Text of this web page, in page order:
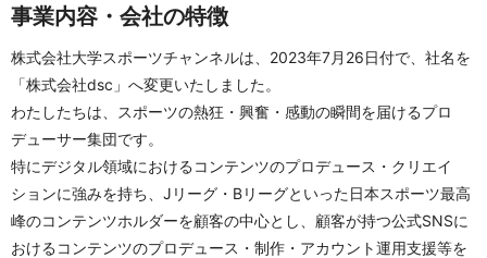
事業内容・会社の特徴
株式会社大学スポーツチャンネルは、2023年7月26日付で、社名を
「株式会社dsc」へ変更いたしました。
わたしたちは、スポーツの熱狂・興奮・感動の瞬間を届けるプロ
デューサー集団です。
特にデジタル領域におけるコンテンツのプロデュース・クリエイ
ションに強みを持ち、Jリーグ・Bリーグといった日本スポーツ最高
峰のコンテンツホルダーを顧客の中心とし、顧客が持つ公式SNSに
おけるコンテンツのプロデュース・制作・アカウント運用支援等を